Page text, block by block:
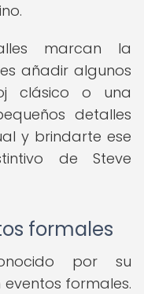
marcan la
añadir algunos
clásico o una
detalles
y brindarte ese
de Steve
formales
por su
formales.